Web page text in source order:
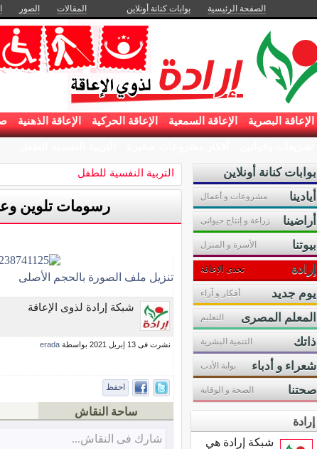
الصفحة الرئيسية بوابات كنانة أونلاين المقالات الصور
الإعاقة البصرية الإعاقة السمعية الإعاقة الحركية الإعاقة الذهنية
التربية النفسية للطفل
رسومات تلوين
تنزيل ملف الصورة بالحجم الأصلى
شبكة إرادة لذوى الإعاقة
نشرت فى 13 إبريل 2021 بواسطة erada
احفظ
ساحة النقاش
شارك فى النقاش...
بوابات كنانة أونلاين
أيادينا
مشروعات و أعمال
أراضينا زراعة و إنتاج حيوانى
بيوتنا الأسرة و المنزل
إرادة تحدى الإعاقة
يوم جديد أفكار و آراء
المعلم المصرى التعليم
ذاتك التنمية البشرية
شعراء و أدباء بوابة الأدب
صحتنا الصحة و الوقاية
إرادة
شبكة إرادة هي